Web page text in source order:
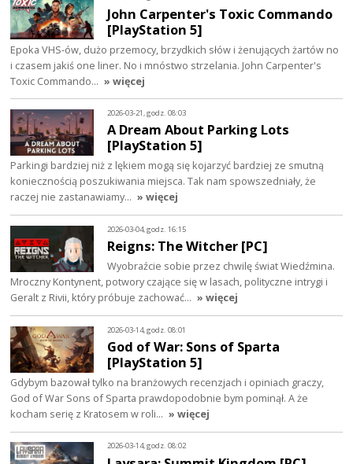
John Carpenter's Toxic Commando
[PlayStation 5]
Epoka VHS-ów, dużo przemocy, brzydkich słów i żenujących żartów no
i czasem jakiś one liner. No i mnóstwo strzelania. John Carpenter's
Toxic Commando… » więcej
2026-03-21, godz. 08:03
A Dream About Parking Lots
[PlayStation 5]
Parkingi bardziej niż z lękiem mogą się kojarzyć bardziej ze smutną
koniecznością poszukiwania miejsca. Tak nam spowszedniały, że
raczej nie zastanawiamy… » więcej
2026-03-04, godz. 16:15
Reigns: The Witcher [PC]
Wyobraźcie sobie przez chwilę świat Wiedźmina.
Mroczny Kontynent, potwory czające się w lasach, polityczne intrygi i
Geralt z Rivii, który próbuje zachować… » więcej
2026-03-14, godz. 08:01
God of War: Sons of Sparta
[PlayStation 5]
Gdybym bazował tylko na branżowych recenzjach i opiniach graczy,
God of War Sons of Sparta prawdopodobnie bym pominął. A że
kocham serię z Kratosem w roli… » więcej
2026-03-14, godz. 08:02